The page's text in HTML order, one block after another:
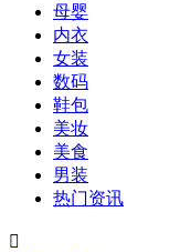
母婴
内衣
女装
数码
鞋包
美妆
美食
男装
热门资讯
